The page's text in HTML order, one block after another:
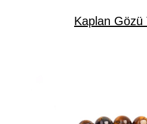
Kaplan Gözü